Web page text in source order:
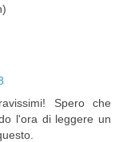
Spero che
l'ora di leggere un